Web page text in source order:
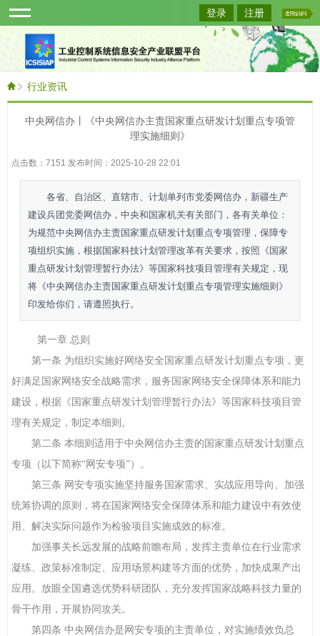
登录 注册
行业资讯
中央网信办丨《中央网信办主责国家重点研发计划重点专项管
理实施细则》
点击数：7151 发布时间：2025-10-28 22:01
各省、自治区、直辖市、计划单列市党委网信办，新疆生产
建设兵团党委网信办，中央和国家机关有关部门，各有关单位：
为规范中央网信办主责国家重点研发计划重点专项管理，保障专
项组织实施，根据国家科技计划管理改革有关要求，按照《国家
重点研发计划管理暂行办法》等国家科技项目管理有关规定，现
将《中央网信办主责国家重点研发计划重点专项管理实施细则》
印发给你们，请遵照执行。
第一章 总则
第一条 为组织实施好网络安全国家重点研发计划重点专项，更
好满足国家网络安全战略需求，服务国家网络安全保障体系和能力
建设，根据《国家重点研发计划管理暂行办法》等国家科技项目管
理有关规定，制定本细则。
第二条 本细则适用于中央网信办主责的国家重点研发计划重点
专项（以下简称“网安专项”）。
第三条 网安专项实施坚持服务国家需求、实战应用导向、加强
统筹协调的原则，将在国家网络安全保障体系和能力建设中有效使
用、解决实际问题作为检验项目实施成效的标准。
加强事关长远发展的战略前瞻布局，发挥主责单位在行业需求
凝练、政策标准制定、应用场景构建等方面的优势，加快成果产出
应用。放眼全国遴选优势科研团队，充分发挥国家战略科技力量的
骨干作用，开展协同攻关。
第四条 中央网信办是网安专项的主责单位，对实施绩效负总